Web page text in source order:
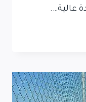
عالية….